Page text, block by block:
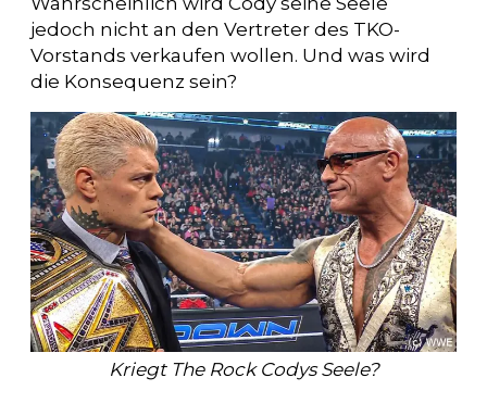
jedoch nicht an den Vertreter des TKO-
Vorstands verkaufen wollen. Und was wird
die Konsequenz sein?
Kriegt The Rock Codys Seele?